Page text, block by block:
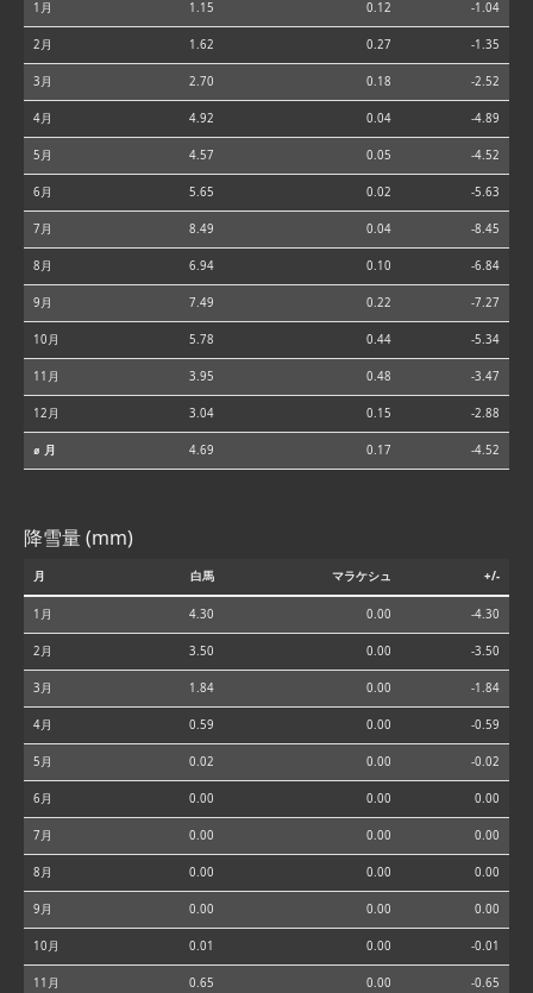
1月 1.15 0.12 -1.04
2月 1.62 0.27 -1.35
3月 2.70 0.18 -2.52
4月 4.92 0.04 -4.89
5月 4.57 0.05 -4.52
6月 5.65 0.02 -5.63
7月 8.49 0.04 -8.45
8月 6.94 0.10 -6.84
9月 7.49 0.22 -7.27
10月 5.78 0.44 -5.34
11月 3.95 0.48 -3.47
12月 3.04 0.15 -2.88
⌀ 月 4.69 0.17 -4.52
降雪量 (mm)
月 白馬 マラケシュ +/-
1月 4.30 0.00 -4.30
2月 3.50 0.00 -3.50
3月 1.84 0.00 -1.84
4月 0.59 0.00 -0.59
5月 0.02 0.00 -0.02
6月 0.00 0.00 0.00
7月 0.00 0.00 0.00
8月 0.00 0.00 0.00
9月 0.00 0.00 0.00
10月 0.01 0.00 -0.01
11月 0.65 0.00 -0.65